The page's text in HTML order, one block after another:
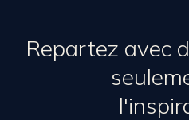
Repartez avec